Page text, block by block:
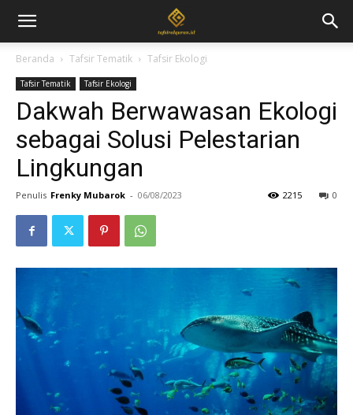
Beranda Tafsir Tematik Tafsir Ekologi
Tafsir Tematik Tafsir Ekologi
Dakwah Berwawasan Ekologi
sebagai Solusi Pelestarian
Lingkungan
Penulis Frenky Mubarok - 06/08/2023 0
2215